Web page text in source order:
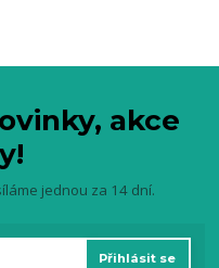
akce
jednou za 14 dní.
Přihlásit se